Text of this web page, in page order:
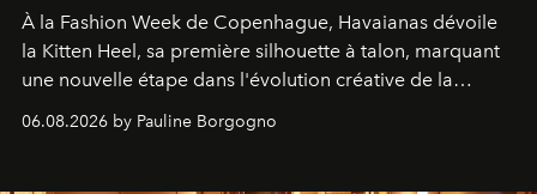
À la Fashion Week de Copenhague, Havaianas dévoile
la Kitten Heel, sa première silhouette à talon, marquant
une nouvelle étape dans l'évolution créative de la
06.08.2026 by Pauline Borgogno